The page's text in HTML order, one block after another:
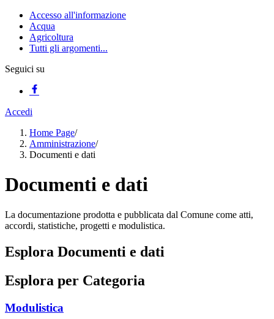
Accesso all'informazione
Acqua
Agricoltura
Tutti gli argomenti...
Seguici su
Accedi
Home Page/
Amministrazione/
Documenti e dati
Documenti e dati
La documentazione prodotta e pubblicata dal Comune come atti,
accordi, statistiche, progetti e modulistica.
Esplora Documenti e dati
Esplora per Categoria
Modulistica